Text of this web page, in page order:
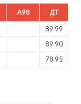
A98 ДТ
89.99
89.90
78.95